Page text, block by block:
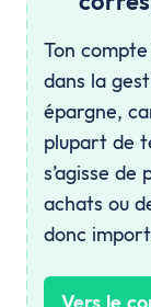
Ton
dans la
épargne,
plupart de
s’agisse
achats ou
donc